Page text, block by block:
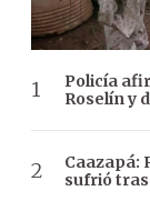
Policía
Roselín y
Caazapá:
sufrió tras